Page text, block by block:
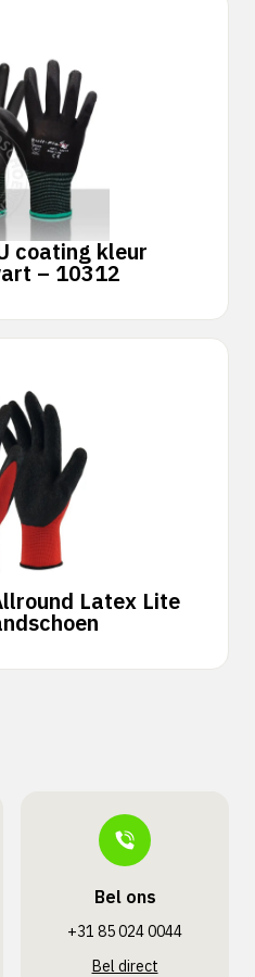
coating kleur
– 10312
Latex Lite
Bel ons
+31 85 024 0044
Bel direct